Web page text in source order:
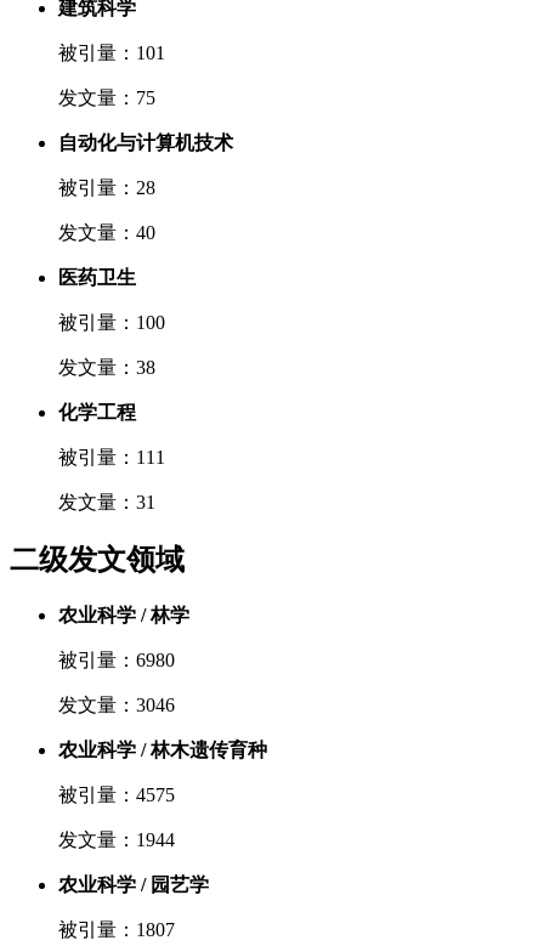
建筑科学
被引量：101
发文量：75
自动化与计算机技术
被引量：28
发文量：40
医药卫生
被引量：100
发文量：38
化学工程
被引量：111
发文量：31
二级发文领域
农业科学 / 林学
被引量：6980
发文量：3046
农业科学 / 林木遗传育种
被引量：4575
发文量：1944
农业科学 / 园艺学
被引量：1807